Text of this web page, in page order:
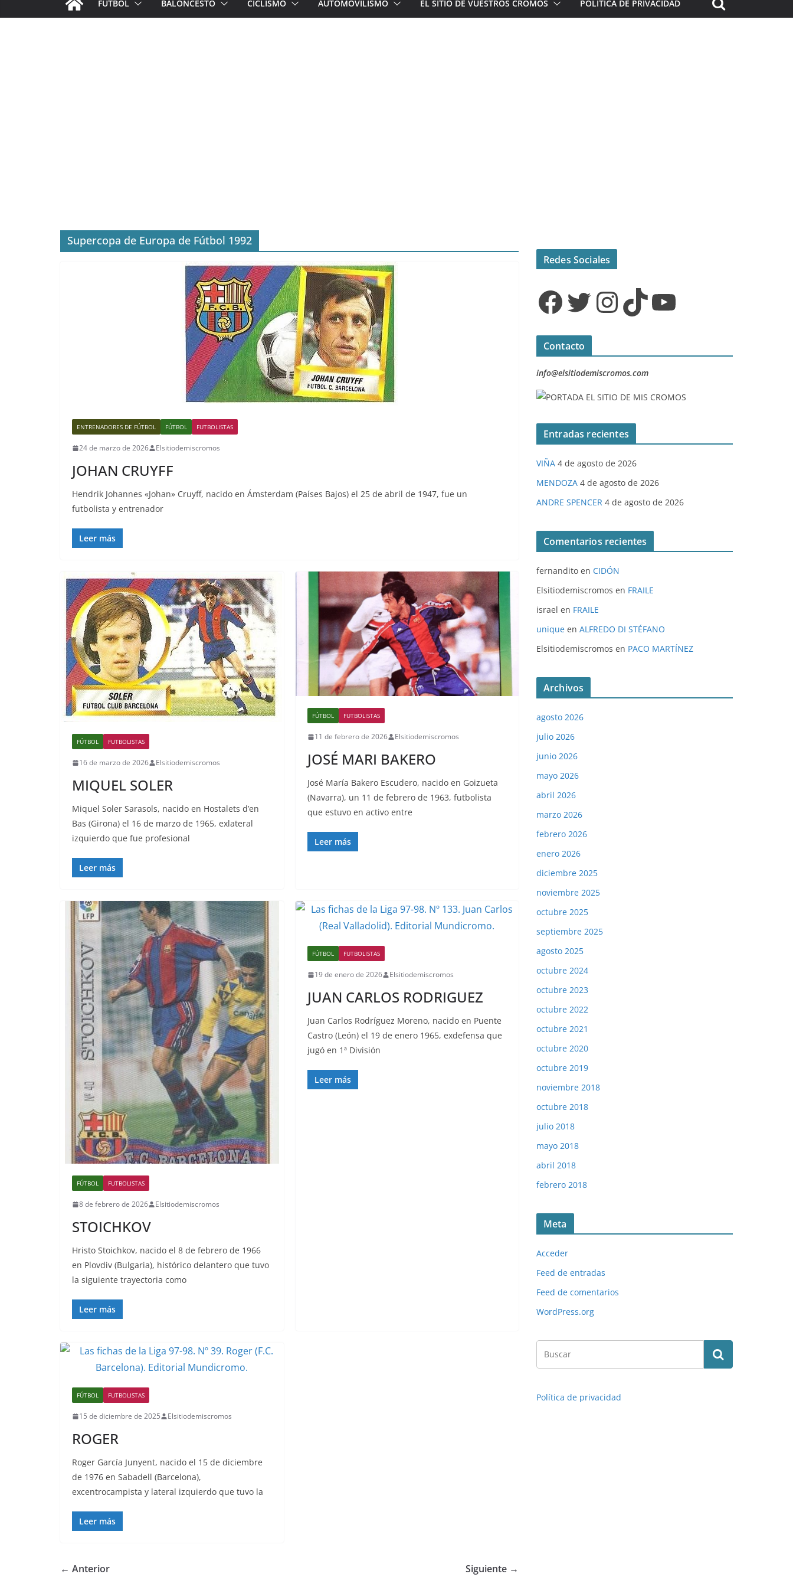
FÚTBOL BALONCESTO CICLISMO AUTOMOVILISMO EL SITIO DE VUESTROS CROMOS POLÍTICA DE PRIVACIDAD
Supercopa de Europa de Fútbol 1992
ENTRENADORES DE FÚTBOL FÚTBOL FUTBOLISTAS
24 de marzo de 2026 Elsitiodemiscromos
JOHAN CRUYFF
Hendrik Johannes «Johan» Cruyff, nacido en Ámsterdam (Países Bajos) el 25 de abril de 1947, fue un
futbolista y entrenador
Leer más
FÚTBOL FUTBOLISTAS
16 de marzo de 2026 Elsitiodemiscromos
MIQUEL SOLER
Miquel Soler Sarasols, nacido en Hostalets d’en
Bas (Girona) el 16 de marzo de 1965, exlateral
izquierdo que fue profesional
Leer más
FÚTBOL FUTBOLISTAS
11 de febrero de 2026 Elsitiodemiscromos
JOSÉ MARI BAKERO
José María Bakero Escudero, nacido en Goizueta
(Navarra), un 11 de febrero de 1963, futbolista
que estuvo en activo entre
Leer más
FÚTBOL FUTBOLISTAS
8 de febrero de 2026 Elsitiodemiscromos
STOICHKOV
Hristo Stoichkov, nacido el 8 de febrero de 1966
en Plovdiv (Bulgaria), histórico delantero que tuvo
la siguiente trayectoria como
Leer más
FÚTBOL FUTBOLISTAS
19 de enero de 2026 Elsitiodemiscromos
JUAN CARLOS RODRIGUEZ
Juan Carlos Rodríguez Moreno, nacido en Puente
Castro (León) el 19 de enero 1965, exdefensa que
jugó en 1ª División
Leer más
FÚTBOL FUTBOLISTAS
15 de diciembre de 2025 Elsitiodemiscromos
ROGER
Roger García Junyent, nacido el 15 de diciembre
de 1976 en Sabadell (Barcelona),
excentrocampista y lateral izquierdo que tuvo la
Leer más
← Anterior Siguiente →
Redes Sociales
Facebook Twitter InstagramTikTok YouTube
Contacto
info@elsitiodemiscromos.com
Entradas recientes
VIÑA 4 de agosto de 2026
MENDOZA 4 de agosto de 2026
ANDRE SPENCER 4 de agosto de 2026
Comentarios recientes
fernandito en CIDÓN
Elsitiodemiscromos en FRAILE
israel en FRAILE
unique en ALFREDO DI STÉFANO
Elsitiodemiscromos en PACO MARTÍNEZ
Archivos
agosto 2026
julio 2026
junio 2026
mayo 2026
abril 2026
marzo 2026
febrero 2026
enero 2026
diciembre 2025
noviembre 2025
octubre 2025
septiembre 2025
agosto 2025
octubre 2024
octubre 2023
octubre 2022
octubre 2021
octubre 2020
octubre 2019
noviembre 2018
octubre 2018
julio 2018
mayo 2018
abril 2018
febrero 2018
Meta
Acceder
Feed de entradas
Feed de comentarios
WordPress.org
Política de privacidad